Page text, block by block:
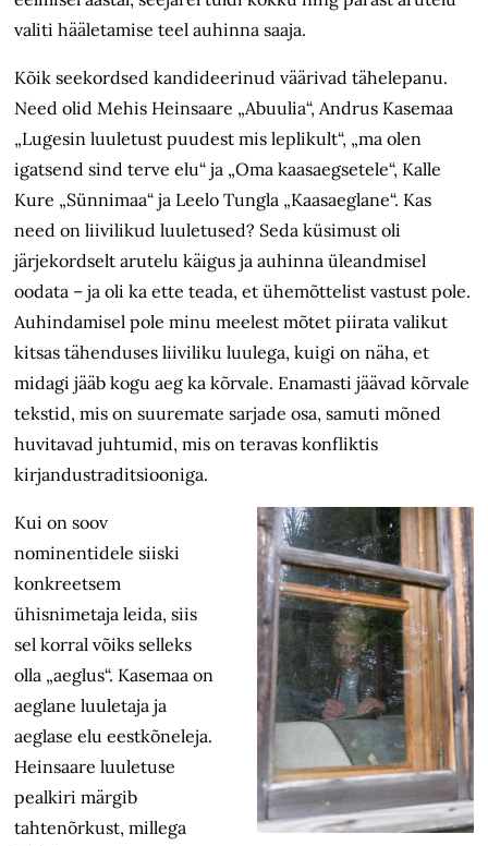
valiti hääletamise teel auhinna saaja.
Kõik seekordsed kandideerinud väärivad tähelepanu.
Need olid Mehis Heinsaare „Abuulia“, Andrus Kasemaa
„Lugesin luuletust puudest mis leplikult“, „ma olen
igatsend sind terve elu“ ja „Oma kaasaegsetele“, Kalle
Kure „Sünnimaa“ ja Leelo Tungla „Kaasaeglane“. Kas
need on liivilikud luuletused? Seda küsimust oli
järjekordselt arutelu käigus ja auhinna üleandmisel
oodata – ja oli ka ette teada, et ühemõttelist vastust pole.
Auhindamisel pole minu meelest mõtet piirata valikut
kitsas tähenduses liiviliku luulega, kuigi on näha, et
midagi jääb kogu aeg ka kõrvale. Enamasti jäävad kõrvale
tekstid, mis on suuremate sarjade osa, samuti mõned
huvitavad juhtumid, mis on teravas konfliktis
kirjandustraditsiooniga.
Kui on soov
nominentidele siiski
konkreetsem
ühisnimetaja leida, siis
sel korral võiks selleks
olla „aeglus“. Kasemaa on
aeglane luuletaja ja
aeglase elu eestkõneleja.
Heinsaare luuletuse
pealkiri märgib
tahtenõrkust, millega